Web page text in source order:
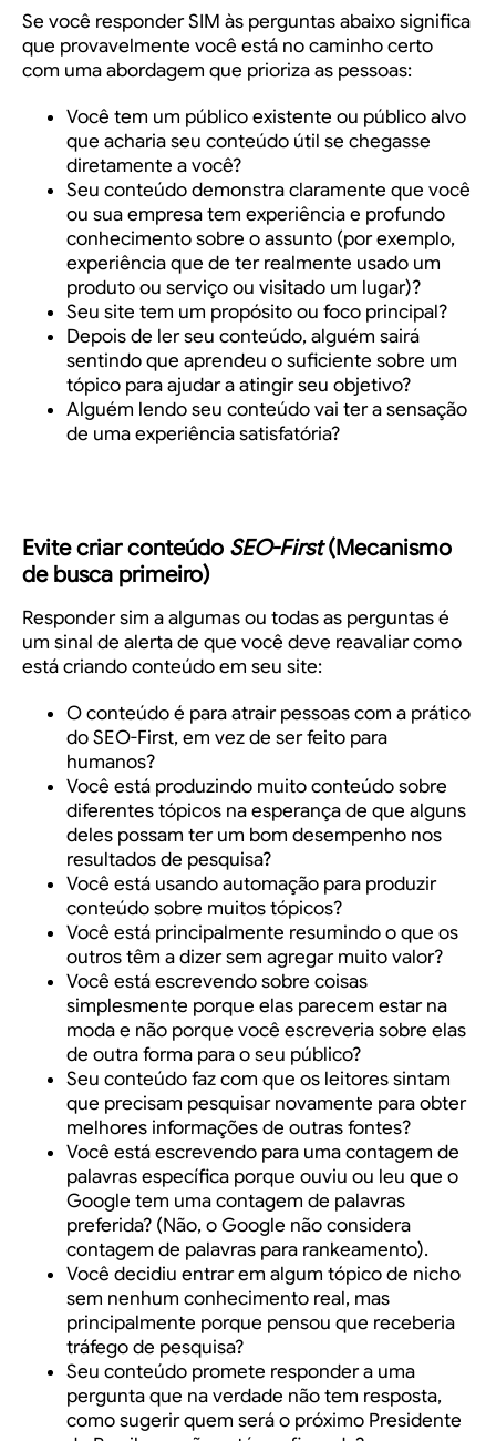
Se você responder SIM às perguntas abaixo significa
que provavelmente você está no caminho certo
com uma abordagem que prioriza as pessoas:
Você tem um público existente ou público alvo
que acharia seu conteúdo útil se chegasse
diretamente a você?
Seu conteúdo demonstra claramente que você
ou sua empresa tem experiência e profundo
conhecimento sobre o assunto (por exemplo,
experiência que de ter realmente usado um
produto ou serviço ou visitado um lugar)?
Seu site tem um propósito ou foco principal?
Depois de ler seu conteúdo, alguém sairá
sentindo que aprendeu o suficiente sobre um
tópico para ajudar a atingir seu objetivo?
Alguém lendo seu conteúdo vai ter a sensação
de uma experiência satisfatória?
Evite criar conteúdo SEO-First(Mecanismo
de busca primeiro)
Responder sim a algumas ou todas as perguntas é
um sinal de alerta de que você deve reavaliar como
está criando conteúdo em seu site:
O conteúdo é para atrair pessoas com a prático
do SEO-First, em vez de ser feito para
humanos?
Você está produzindo muito conteúdo sobre
diferentes tópicos na esperança de que alguns
deles possam ter um bom desempenho nos
resultados de pesquisa?
Você está usando automação para produzir
conteúdo sobre muitos tópicos?
Você está principalmente resumindo o que os
outros têm a dizer sem agregar muito valor?
Você está escrevendo sobre coisas
simplesmente porque elas parecem estar na
moda e não porque você escreveria sobre elas
de outra forma para o seu público?
Seu conteúdo faz com que os leitores sintam
que precisam pesquisar novamente para obter
melhores informações de outras fontes?
Você está escrevendo para uma contagem de
palavras específica porque ouviu ou leu que o
Google tem uma contagem de palavras
preferida? (Não, o Google não considera
contagem de palavras para rankeamento).
Você decidiu entrar em algum tópico de nicho
sem nenhum conhecimento real, mas
principalmente porque pensou que receberia
tráfego de pesquisa?
Seu conteúdo promete responder a uma
pergunta que na verdade não tem resposta,
como sugerir quem será o próximo Presidente